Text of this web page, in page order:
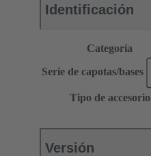
Identificación
Categoría
Serie de capotas/bases
Tipo de accesorio
Versión